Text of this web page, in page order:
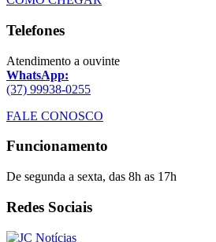
Telefones
Atendimento a ouvinte
WhatsApp:
(37) 99938-0255
FALE CONOSCO
Funcionamento
De segunda a sexta, das 8h as 17h
Redes Sociais